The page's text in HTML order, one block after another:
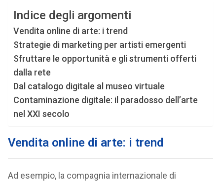
Indice degli argomenti
Vendita online di arte: i trend
Strategie di marketing per artisti emergenti
Sfruttare le opportunità e gli strumenti offerti
dalla rete
Dal catalogo digitale al museo virtuale
Contaminazione digitale: il paradosso dell’arte
nel XXI secolo
Vendita online di arte: i trend
Ad esempio, la compagnia internazionale di